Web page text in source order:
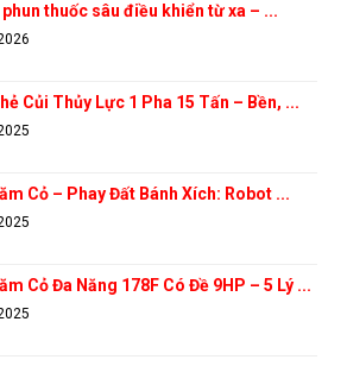
phun thuốc sâu điều khiển từ xa – ...
Củi Thủy Lực 1 Pha 15 Tấn – Bền, ...
Cỏ – Phay Đất Bánh Xích: Robot ...
Cỏ Đa Năng 178F Có Đề 9HP – 5 Lý ...